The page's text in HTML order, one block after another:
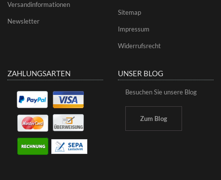
Versandinformationen
Newsletter
Sitemap
Impressum
Widerrufsrecht
ZAHLUNGSARTEN UNSER BLOG
Besuchen Sie unsere Blog
Zum Blog